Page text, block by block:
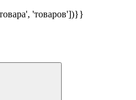
'товаров'])}}